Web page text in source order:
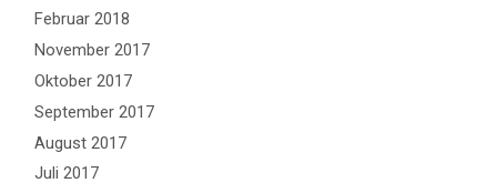
Februar 2018
November 2017
Oktober 2017
September 2017
August 2017
Juli 2017